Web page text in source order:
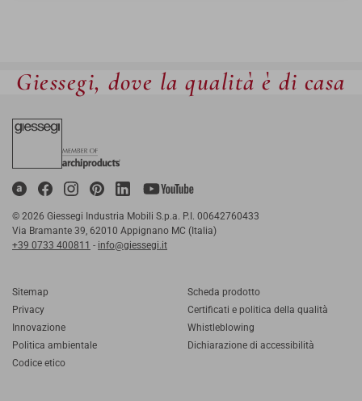
Giessegi, dove la qualità è di casa
© 2026 Giessegi Industria Mobili S.p.a. P.I. 00642760433
Via Bramante 39, 62010 Appignano MC (Italia)
+39 0733 400811 - info@giessegi.it
Sitemap
Privacy
Innovazione
Politica ambientale
Codice etico
Scheda prodotto
Certificati e politica della qualità
Whistleblowing
Dichiarazione di accessibilità